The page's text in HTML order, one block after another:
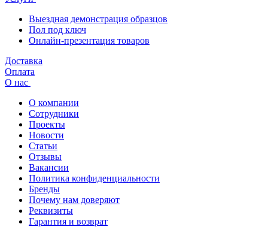
Выездная демонстрация образцов
Пол под ключ
Онлайн-презентация товаров
Доставка
Оплата
О нас
О компании
Сотрудники
Проекты
Новости
Статьи
Отзывы
Вакансии
Политика конфиденциальности
Бренды
Почему нам доверяют
Реквизиты
Гарантия и возврат